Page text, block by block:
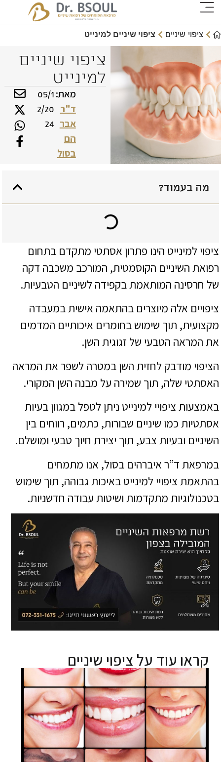
ציפוי שיניים ציפוי שיניים למינייט
ציפוי שיניים
למינייט
מאת:
ד"ר
אבר
הם
בסול
05/1
2/20
24
ציפוי למינייט הינו פתרון אסתטי מתקדם בתחום
רפואת השיניים הקוסמטית, המורכב משכבה דקה
של חרסינה המותאמת בקפידה לשיניים הטבעיות.
ציפויים אלה מיוצרים בהתאמה אישית במעבדה
מקצועית, תוך שימוש בחומרים איכותיים המדמים
את המראה הטבעי של זגוגית השן.
הציפוי מודבק לחזית השן במטרה לשפר את המראה
האסתטי שלה, תוך שמירה על מבנה השן המקורי.
באמצעות ציפויי למינייט ניתן לטפל במגוון בעיות
אסתטיות כמו שיניים שבורות, כתמים, רווחים בין
השיניים ובעיות צבע, תוך יצירת חיוך טבעי ומושלם.
במרפאת ד”ר איברהים בסול, אנו מתמחים
בהתאמת ציפויי למינייט באיכות גבוהה, תוך שימוש
בטכנולוגיות מתקדמות ושיטות עבודה חדשניות.
קראו עוד על ציפוי שיניים
מה בעמוד?